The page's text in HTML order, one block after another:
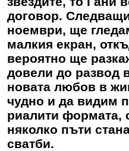
договор.
ноември, ще
малкия екран,
вероятно ще
довели до развод
новата любов в
чудно и да видим
риалити формата,
няколко пъти
сватби.